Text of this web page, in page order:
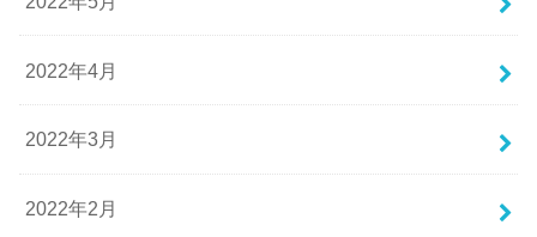
2022年4月
2022年3月
2022年2月